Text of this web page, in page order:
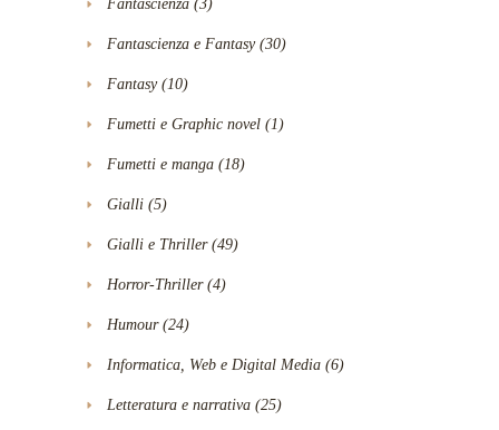
Fantascienza (3)
Fantascienza e Fantasy(30)
Fantasy(10)
Fumetti e Graphic novel (1)
Fumetti e manga (18)
Gialli (5)
Gialli e Thriller(49)
Horror-Thriller(4)
Humour(24)
Informatica, Web e Digital Media (6)
Letteratura e narrativa (25)